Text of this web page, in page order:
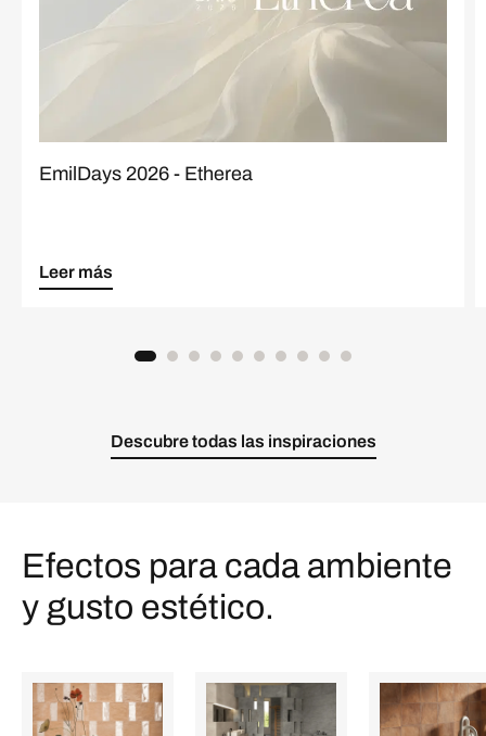
EmilDays 2026 - Etherea
Leer más
Descubre todas las inspiraciones
Efectos para cada ambiente
y gusto estético.